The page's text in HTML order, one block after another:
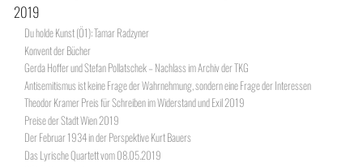
2019
Du holde Kunst (Ö1): Tamar Radzyner
Konvent der Bücher
Gerda Hoffer und Stefan Pollatschek – Nachlass im Archiv der TKG
Antisemitismus ist keine Frage der Wahrnehmung, sondern eine Frage der Interessen
Theodor Kramer Preis für Schreiben im Widerstand und Exil 2019
Preise der Stadt Wien 2019
Der Februar 1934 in der Perspektive Kurt Bauers
Das Lyrische Quartett vom 08.05.2019